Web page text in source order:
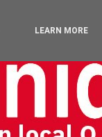
LEARN MORE